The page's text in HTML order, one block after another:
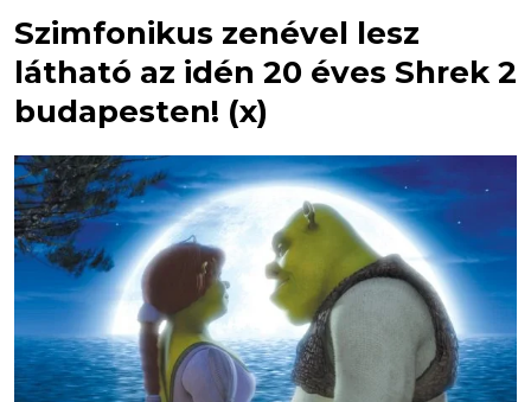
Szimfonikus zenével lesz
látható az idén 20 éves Shrek 2
budapesten! (x)